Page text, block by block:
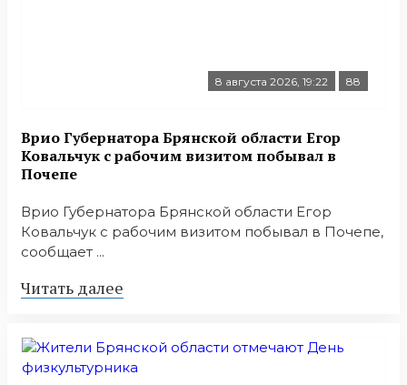
8 августа 2026, 19:22 88
Врио Губернатора Брянской области Егор
Ковальчук с рабочим визитом побывал в
Почепе
Врио Губернатора Брянской области Егор
Ковальчук с рабочим визитом побывал в Почепе,
сообщает ...
Читать далее